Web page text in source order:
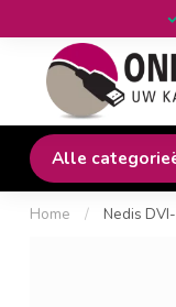
Alle
Home / Nedis